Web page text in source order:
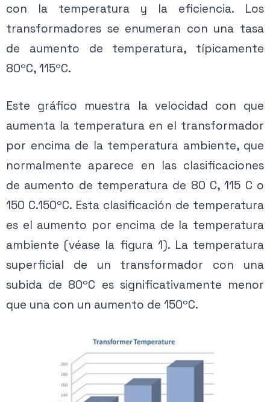
con la temperatura y la eficiencia. Los
transformadores se enumeran con una tasa
de aumento de temperatura, típicamente
80ºC, 115ºC.
Este gráfico muestra la velocidad con que
aumenta la temperatura en el transformador
por encima de la temperatura ambiente, que
normalmente aparece en las clasificaciones
de aumento de temperatura de 80 C, 115 C o
150 C.150ºC. Esta clasificación de temperatura
es el aumento por encima de la temperatura
ambiente (véase la figura 1). La temperatura
superficial de un transformador con una
subida de 80ºC es significativamente menor
que una con un aumento de 150ºC.